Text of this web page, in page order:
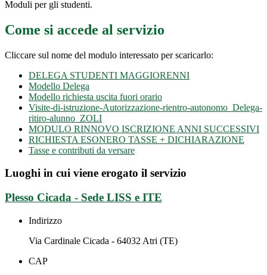
Moduli per gli studenti.
Come si accede al servizio
Cliccare sul nome del modulo interessato per scaricarlo:
DELEGA STUDENTI MAGGIORENNI
Modello Delega
Modello richiesta uscita fuori orario
Visite-di-istruzione-Autorizzazione-rientro-autonomo_Delega-
ritiro-alunno_ZOLI
MODULO RINNOVO ISCRIZIONE ANNI SUCCESSIVI
RICHIESTA ESONERO TASSE + DICHIARAZIONE
Tasse e contributi da versare
Luoghi in cui viene erogato il servizio
Plesso Cicada - Sede LISS e ITE
Indirizzo
Via Cardinale Cicada - 64032 Atri (TE)
CAP